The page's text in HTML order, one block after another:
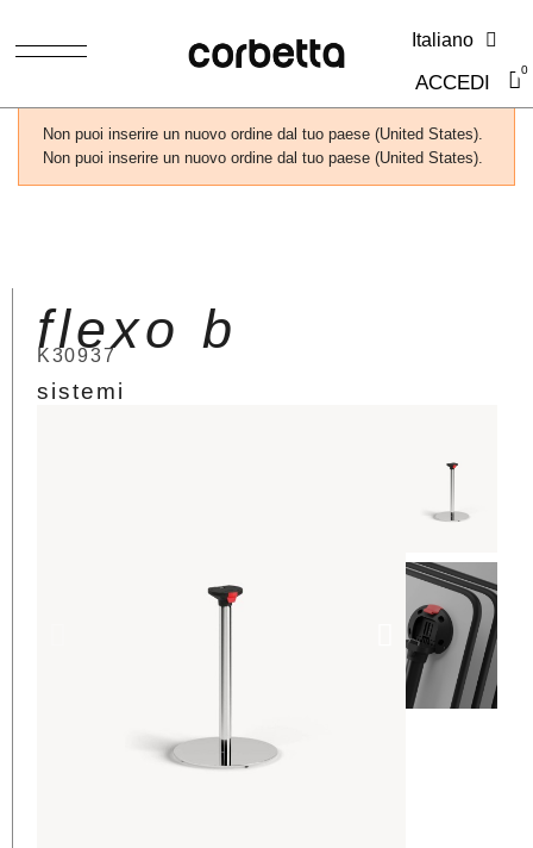
Italiano
ACCEDI
Non puoi inserire un nuovo ordine dal tuo paese (United States).
Non puoi inserire un nuovo ordine dal tuo paese (United States).
flexo b
K30937
sistemi